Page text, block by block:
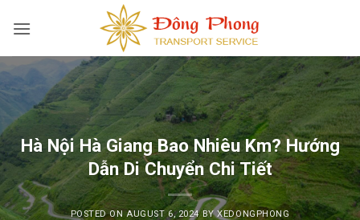
Hà Nội Hà Giang Bao Nhiêu Km? Hướng
Dẫn Di Chuyển Chi Tiết
POSTED ONAUGUST 6, 2024 BYXEDONGPHONG